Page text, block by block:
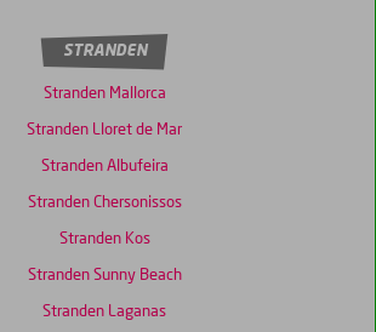
STRANDEN
Stranden Mallorca
Stranden Lloret de Mar
Stranden Albufeira
Stranden Chersonissos
Stranden Kos
Stranden Sunny Beach
Stranden Laganas